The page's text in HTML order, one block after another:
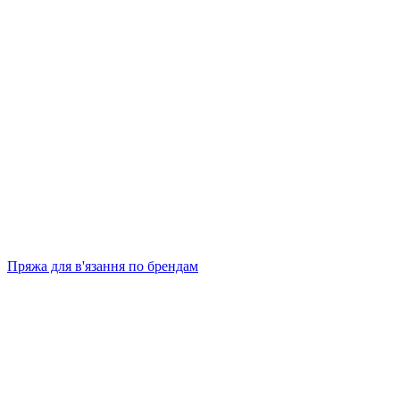
Пряжа для в'язання по брендам